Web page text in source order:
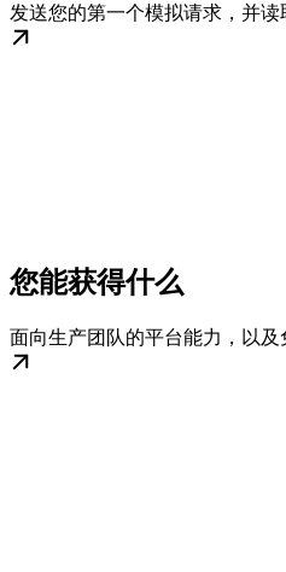
发送您的第一个模拟请求，并读
您能获得什么
面向生产团队的平台能力，以及